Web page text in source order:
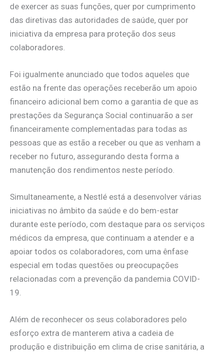
de exercer as suas funções, quer por cumprimento
das diretivas das autoridades de saúde, quer por
iniciativa da empresa para proteção dos seus
colaboradores.
Foi igualmente anunciado que todos aqueles que
estão na frente das operações receberão um apoio
financeiro adicional bem como a garantia de que as
prestações da Segurança Social continuarão a ser
financeiramente complementadas para todas as
pessoas que as estão a receber ou que as venham a
receber no futuro, assegurando desta forma a
manutenção dos rendimentos neste período.
Simultaneamente, a Nestlé está a desenvolver várias
iniciativas no âmbito da saúde e do bem-estar
durante este período, com destaque para os serviços
médicos da empresa, que continuam a atender e a
apoiar todos os colaboradores, com uma ênfase
especial em todas questões ou preocupações
relacionadas com a prevenção da pandemia COVID-
19.
Além de reconhecer os seus colaboradores pelo
esforço extra de manterem ativa a cadeia de
produção e distribuição em clima de crise sanitária, a